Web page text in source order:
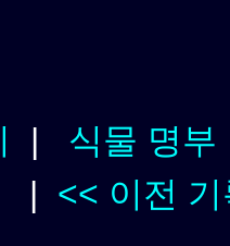
| 식물 명부
| << 이전 기